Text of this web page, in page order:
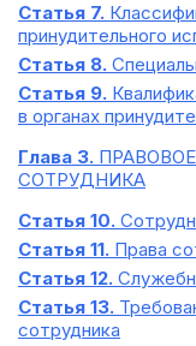
Статья 7.
принудительного
Статья 8.
Статья 9.
в органах
Глава 3.
СОТРУДНИКА
Статья 10.
Статья 11. Права
Статья 12.
Статья 13.
сотрудника